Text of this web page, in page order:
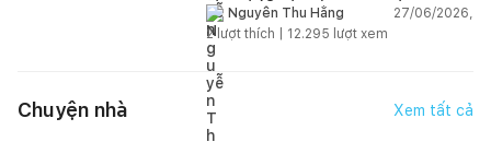
gian sống linh hoạt
Nguyễn Thu Hằng
27/06/2026,
2lượt thích | 12.295 lượt xem
Chuyện nhà Xem tất cả